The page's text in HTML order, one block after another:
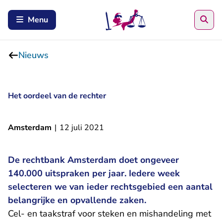
Menu
Nieuws
Het oordeel van de rechter
Amsterdam | 12 juli 2021
De rechtbank Amsterdam doet ongeveer
140.000 uitspraken per jaar. Iedere week
selecteren we van ieder rechtsgebied een aantal
belangrijke en opvallende zaken.
Cel- en taakstraf voor steken en mishandeling met